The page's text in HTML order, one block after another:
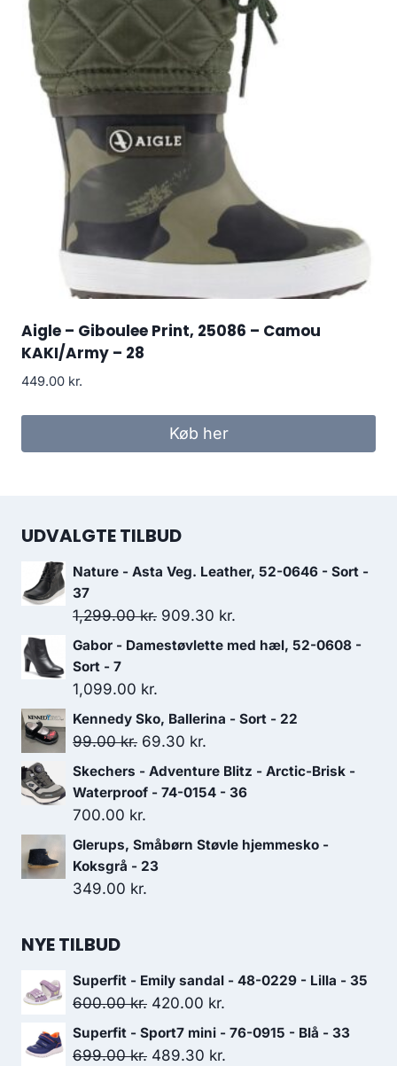
Aigle – Giboulee Print, 25086 – Camou
KAKI/Army – 28
449.00 kr.
Køb her
UDVALGTE TILBUD
Nature - Asta Veg. Leather, 52-0646 - Sort -
37
1,299.00kr. Den
oprindelige
1,299.00 kr..
909.30 kr.
aktuelle
909.30 kr..
Gabor - Damestøvlette med hæl, 52-0608 -
Sort - 7
1,099.00 kr.
Kennedy Sko, Ballerina - Sort - 22
99.00kr. Den
oprindelige
pris
var:
99.00 kr..
69.30 kr.
aktuelle
pris
69.30 kr..
Skechers - Adventure Blitz - Arctic-Brisk -
Waterproof - 74-0154 - 36
700.00 kr.
Glerups, Småbørn Støvle hjemmesko -
Koksgrå - 23
349.00 kr.
NYE TILBUD
Superfit - Emily sandal - 48-0229 - Lilla - 35
600.00kr. Den
oprindelige
pris
420.00 kr.
aktuelle
Superfit - Sport7 mini - 76-0915 - Blå - 33
699.00kr. Den
489.30 kr.